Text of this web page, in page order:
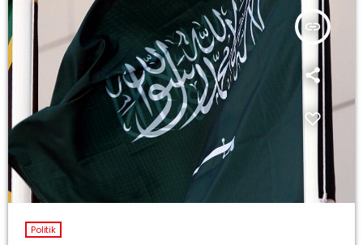
insert_link
Politik